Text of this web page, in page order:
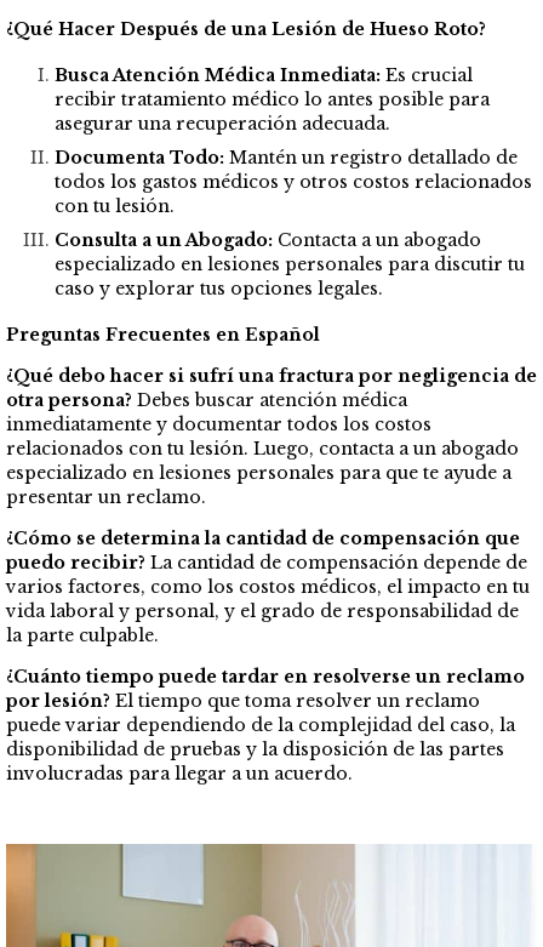
¿Qué Hacer Después de una Lesión de Hueso Roto?
Busca Atención Médica Inmediata: Es crucial
recibir tratamiento médico lo antes posible para
asegurar una recuperación adecuada.
Documenta Todo: Mantén un registro detallado de
todos los gastos médicos y otros costos relacionados
con tu lesión.
Consulta a un Abogado: Contacta a un abogado
especializado en lesiones personales para discutir tu
caso y explorar tus opciones legales.
Preguntas Frecuentes en Español
¿Qué debo hacer si sufrí una fractura por negligencia de
otra persona? Debes buscar atención médica
inmediatamente y documentar todos los costos
relacionados con tu lesión. Luego, contacta a un abogado
especializado en lesiones personales para que te ayude a
presentar un reclamo.
¿Cómo se determina la cantidad de compensación que
puedo recibir? La cantidad de compensación depende de
varios factores, como los costos médicos, el impacto en tu
vida laboral y personal, y el grado de responsabilidad de
la parte culpable.
¿Cuánto tiempo puede tardar en resolverse un reclamo
por lesión? El tiempo que toma resolver un reclamo
puede variar dependiendo de la complejidad del caso, la
disponibilidad de pruebas y la disposición de las partes
involucradas para llegar a un acuerdo.